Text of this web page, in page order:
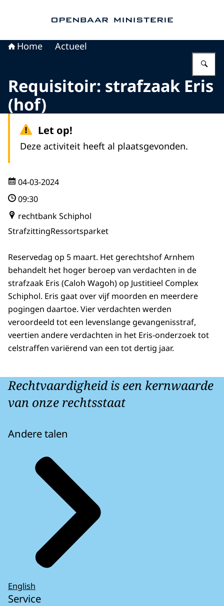
Home Actueel
Requisitoir: strafzaak Eris
(hof)
Let op!
Deze activiteit heeft al plaatsgevonden.
04-03-2024
09:30
rechtbank Schiphol
StrafzittingRessortsparket
Reservedag op 5 maart. Het gerechtshof Arnhem
behandelt het hoger beroep van verdachten in de
strafzaak Eris (Caloh Wagoh) op Justitieel Complex
Schiphol. Eris gaat over vijf moorden en meerdere
pogingen daartoe. Vier verdachten werden
veroordeeld tot een levenslange gevangenisstraf,
veertien andere verdachten in het Eris-onderzoek tot
celstraffen variërend van een tot dertig jaar.
Rechtvaardigheid is een kernwaarde
van onze rechtsstaat
Andere talen
English
Service